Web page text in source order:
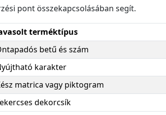
pont összekapcsolásában segít.
terméktípus
betű és szám
karakter
matrica vagy piktogram
dekorcsík